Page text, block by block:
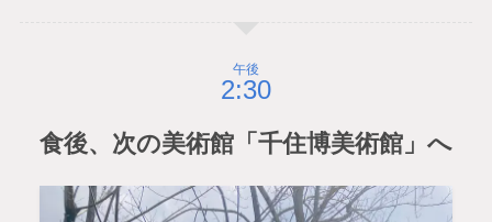
午後
食後、次の美術館「千住博美術館」へ